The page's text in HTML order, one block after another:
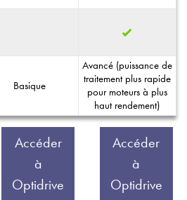
Basique
Avancé (puissance de
traitement plus rapide
pour moteurs à plus
haut rendement)
Accéder
à
Optidrive
Accéder
à
Optidrive